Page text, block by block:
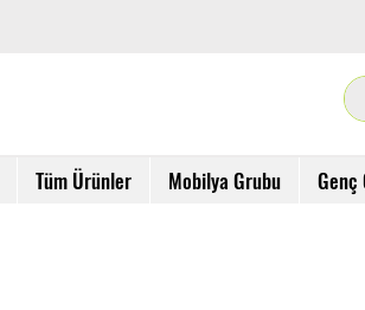
Tüm Ürünler Mobilya Grubu Genç